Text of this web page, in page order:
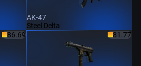
AK-47
Steel Delta
86.69
81.77